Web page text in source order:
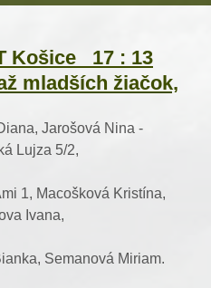
Košice 17 : 13
mladších žiačok,
Jarošová Nina -
Lujza 5/2,
1, Macošková Kristína,
Ivana,
Semanová Miriam.